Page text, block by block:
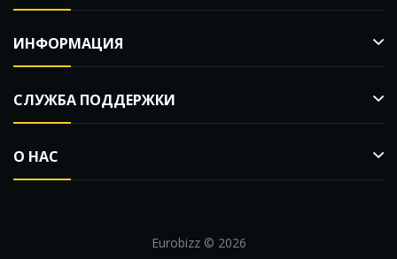
ИНФОРМАЦИЯ
СЛУЖБА ПОДДЕРЖКИ
О НАС
Eurobizz © 2026